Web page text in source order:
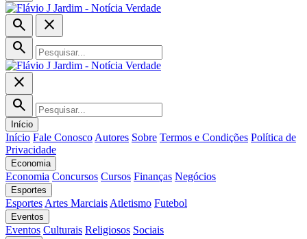
search
close
search
close
search
Início
Início Fale Conosco Autores Sobre Termos e Condições Política de
Privacidade
Economia
Economia Concursos Cursos Finanças Negócios
Esportes
Esportes Artes Marciais Atletismo Futebol
Eventos
Eventos Culturais Religiosos Sociais